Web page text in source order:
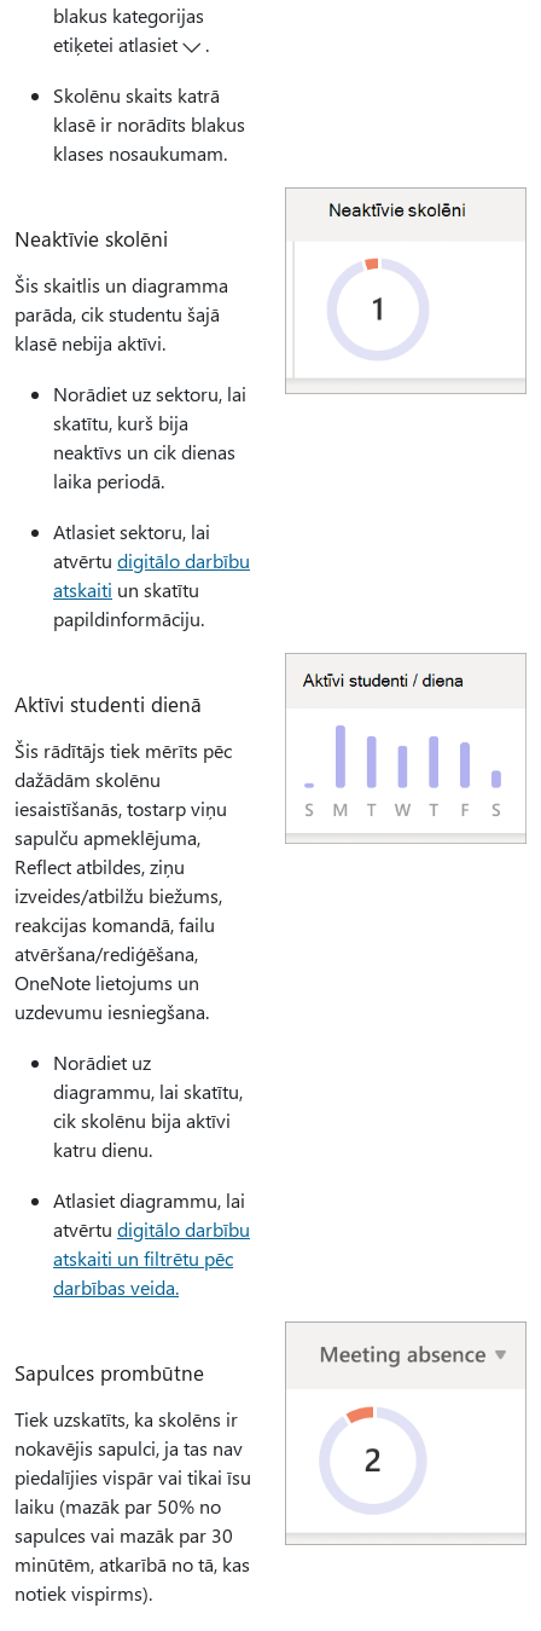
blakus kategorijas
etiķetei atlasiet
.
Skolēnu skaits katrā
klasē ir norādīts blakus
klases nosaukumam.
Neaktīvie skolēni
Šis skaitlis un diagramma
parāda, cik studentu šajā
klasē nebija aktīvi.
Norādiet uz sektoru, lai
skatītu, kurš bija
neaktīvs un cik dienas
laika periodā.
Atlasiet sektoru, lai
atvērtu digitālo darbību
atskaiti un skatītu
papildinformāciju.
Aktīvi studenti dienā
Šis rādītājs tiek mērīts pēc
dažādām skolēnu
iesaistīšanās, tostarp viņu
sapulču apmeklējuma,
Reflect atbildes, ziņu
izveides/atbilžu biežums,
reakcijas komandā, failu
atvēršana/rediģēšana,
OneNote lietojums un
uzdevumu iesniegšana.
Norādiet uz
diagrammu, lai skatītu,
cik skolēnu bija aktīvi
katru dienu.
Atlasiet diagrammu, lai
atvērtu digitālo darbību
atskaiti un filtrētu pēc
darbības veida.
Sapulces prombūtne
Tiek uzskatīts, ka skolēns ir
nokavējis sapulci, ja tas nav
piedalījies vispār vai tikai īsu
laiku (mazāk par 50% no
sapulces vai mazāk par 30
minūtēm, atkarībā no tā, kas
notiek vispirms).